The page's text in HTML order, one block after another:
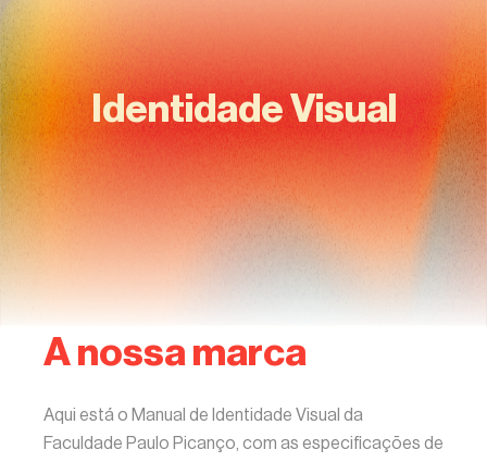
Identidade Visual
A nossa marca
Aqui está o Manual de Identidade Visual da
Faculdade Paulo Picanço, com as especificações de